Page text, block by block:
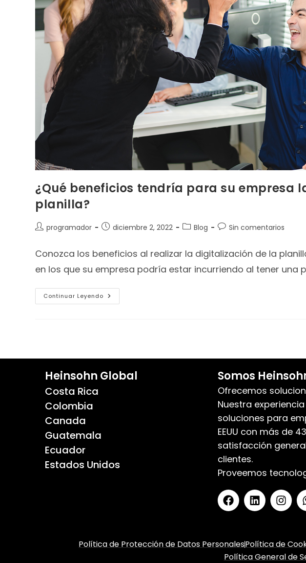
¿Qué beneficios tendría para su empresa
planilla?
programador diciembre 2, 2022 Blog Sin comentarios
Conozca los beneficios al realizar la digitalización de la
en los que su empresa podría estar incurriendo al tener una
Continuar Leyendo
Heinsohn Global
Costa Rica
Colombia
Canada
Guatemala
Ecuador
Estados Unidos
Somos
Ofrecemos
Nuestra
soluciones para
EEUU con más de
satisfacción
clientes.
Proveemos
Política de Protección de Datos PersonalesPolítica de
Política General de